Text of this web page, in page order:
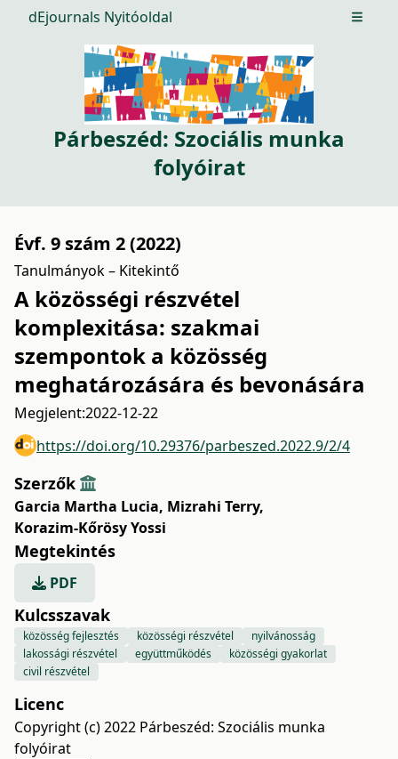
dEjournals Nyitóoldal Open
Párbeszéd: Szociális munka
folyóirat
Évf. 9 szám 2 (2022)
Tanulmányok – Kitekintő
A közösségi részvétel
komplexitása: szakmai
szempontok a közösség
meghatározására és bevonására
Megjelent:2022-12-22
https://doi.org/10.29376/parbeszed.2022.9/2/4
Szerzők
Garcia Martha Lucia, Mizrahi Terry,
Korazim-Kőrösy Yossi
Megtekintés
PDF
Kulcsszavak
közösség fejlesztés közösségi részvétel
nyilvánosság
lakossági részvétel
együttműködés
közösségi gyakorlat
civil részvétel
Licenc
Copyright (c) 2022 Párbeszéd: Szociális munka
folyóirat